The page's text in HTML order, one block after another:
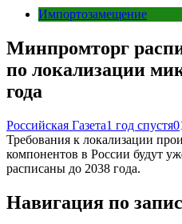
Импортозамещение
Минпромторг
по локализации
года
Российская Газета1 год спустя0
Требования к локализации
компонентов в России будут
расписаны до 2038 года.
Навигация по